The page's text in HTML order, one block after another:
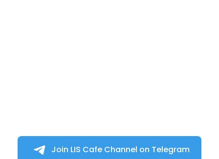
Join LIS Cafe Channel on Telegram